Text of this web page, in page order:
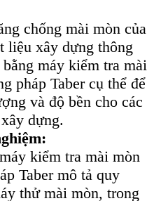
chống mài mòn của
liệu xây dựng thông
máy kiểm tra mài
pháp Taber cụ thể để
và độ bền cho các
dựng.
kiểm tra mài mòn
Taber mô tả quy
thử mài mòn, trong